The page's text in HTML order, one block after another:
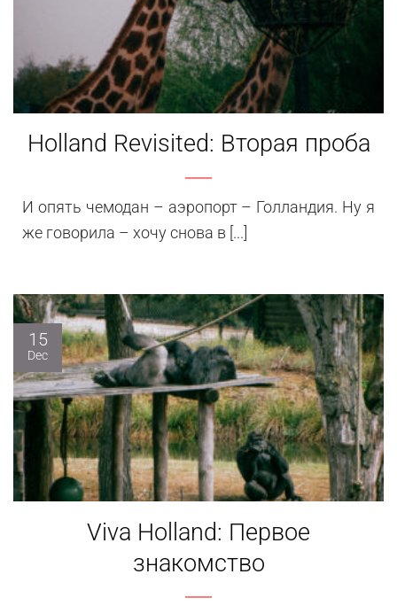
Holland Revisited: Вторая проба
И опять чемодан – аэропорт – Голландия. Ну я
же говорила – хочу снова в [...]
Viva Holland: Первое
знакомство
15
Dec